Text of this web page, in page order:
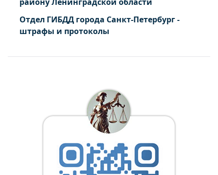
Отдел ГИБДД города Санкт-Петербург -
штрафы и протоколы